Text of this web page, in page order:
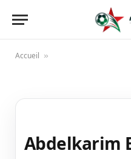
Accueil »
Abdelkarim